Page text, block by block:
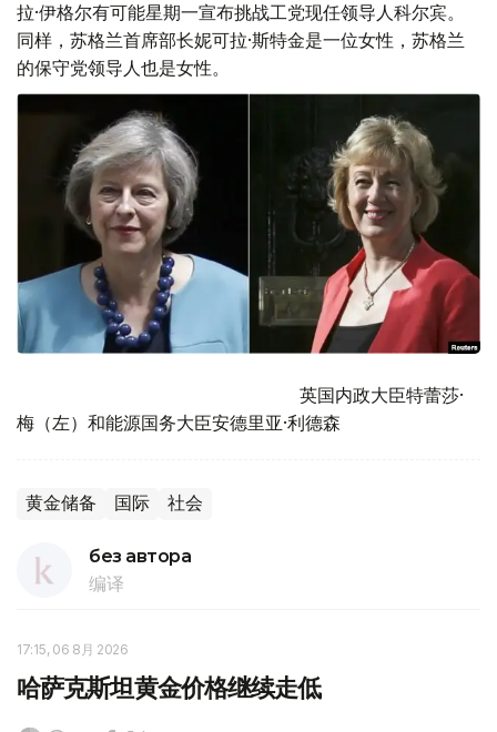
拉·伊格尔有可能星期一宣布挑战工党现任领导人科尔宾。
同样，苏格兰首席部长妮可拉·斯特金是一位女性，苏格兰
的保守党领导人也是女性。
英国内政大臣特蕾莎·
梅（左）和能源国务大臣安德里亚·利德森
黄金储备 国际 社会
без автора
编译
17:15, 06 8月 2026
哈萨克斯坦黄金价格继续走低